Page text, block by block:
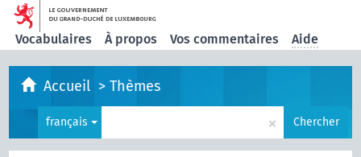
Vocabulaires À propos Vos commentaires Aide
Accueil >Thèmes
français × Chercher